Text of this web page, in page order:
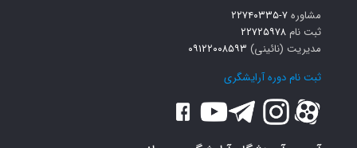
مشاوره۷-۲۲۷۴۰۳۳۵
ثبت نام ۲۲۷۲۵۹۷۸
مدیریت (نائینی) ۰۹۱۲۲۰۰۸۵۹۳
ثبت نام دوره آرایشگری